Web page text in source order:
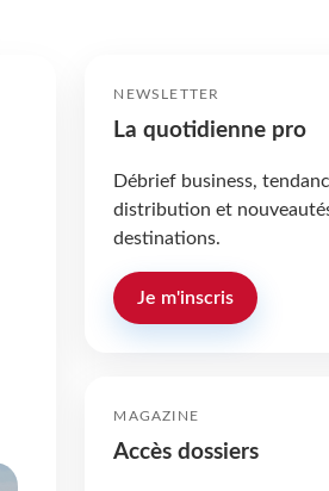
NEWSLETTER
La quotidienne pro
Débrief business,
distribution et
destinations.
Je m'inscris
MAGAZINE
Accès dossiers